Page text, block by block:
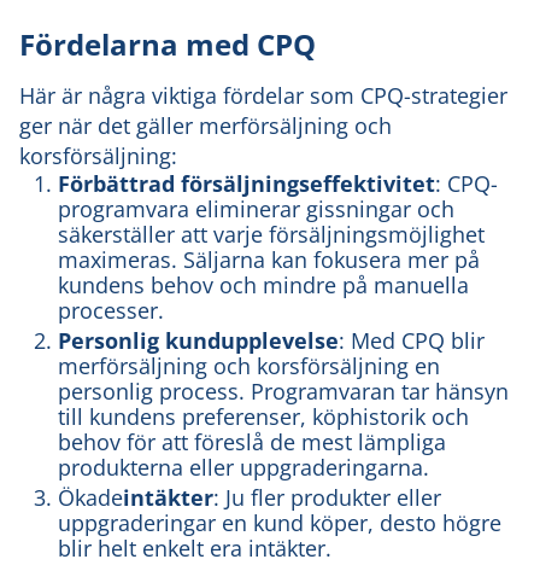
Fördelarna med CPQ
Här är några viktiga fördelar som CPQ-strategier
ger när det gäller merförsäljning och
korsförsäljning:
Förbättrad försäljningseffektivitet: CPQ-
programvara eliminerar gissningar och
säkerställer att varje försäljningsmöjlighet
maximeras. Säljarna kan fokusera mer på
kundens behov och mindre på manuella
processer.
Personlig kundupplevelse: Med CPQ blir
merförsäljning och korsförsäljning en
personlig process. Programvaran tar hänsyn
till kundens preferenser, köphistorik och
behov för att föreslå de mest lämpliga
produkterna eller uppgraderingarna.
‍Ökadeintäkter: Ju fler produkter eller
uppgraderingar en kund köper, desto högre
blir helt enkelt era intäkter.